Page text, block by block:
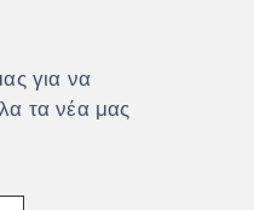
για να
τα νέα μας